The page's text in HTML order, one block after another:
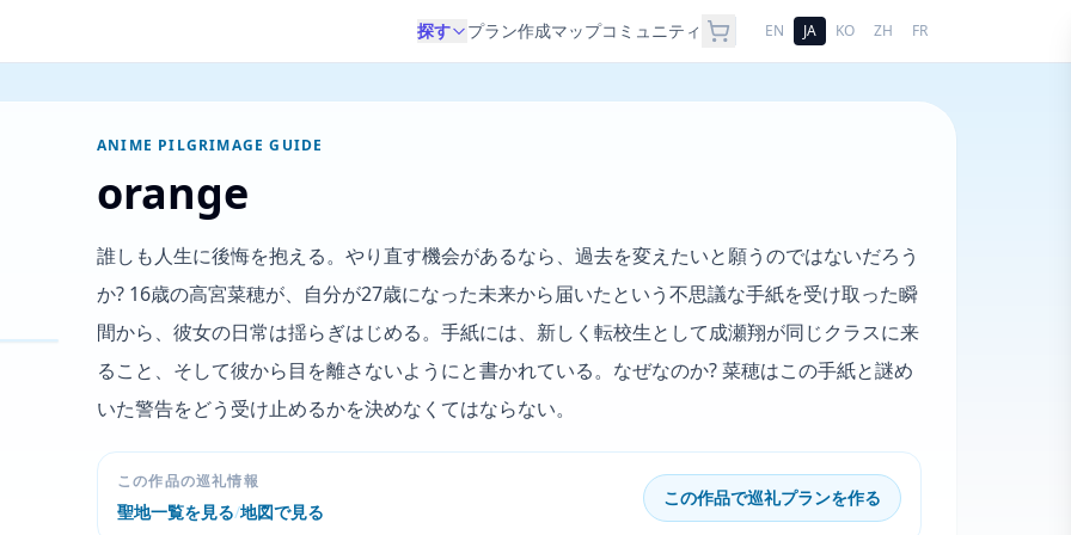
探す プラン作成マップコミュニティ EN JA KO ZH FR
ANIME PILGRIMAGE GUIDE
orange
誰しも人生に後悔を抱える。やり直す機会があるなら、過去を変えたいと願うのではないだろう
か? 16歳の高宮菜穂が、自分が27歳になった未来から届いたという不思議な手紙を受け取った瞬
間から、彼女の日常は揺らぎはじめる。手紙には、新しく転校生として成瀬翔が同じクラスに来
ること、そして彼から目を離さないようにと書かれている。なぜなのか? 菜穂はこの手紙と謎め
いた警告をどう受け止めるかを決めなくてはならない。
この作品の巡礼情報
聖地一覧を見る/地図で見る
この作品で巡礼プランを作る